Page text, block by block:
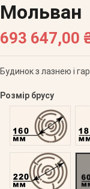
Мольван
693 647,00
Будинок з лазнею і
Розмір брусу